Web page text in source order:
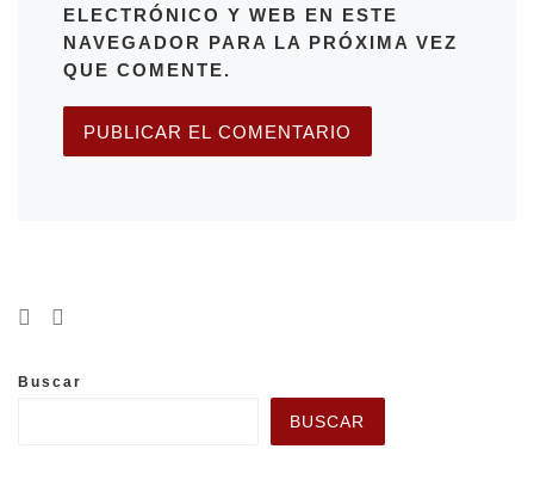
ELECTRÓNICO Y WEB EN ESTE
NAVEGADOR PARA LA PRÓXIMA VEZ
QUE COMENTE.
Buscar
BUSCAR